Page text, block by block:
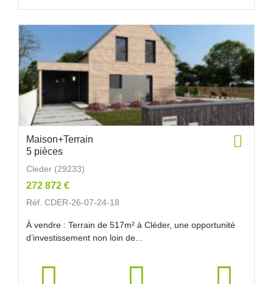
Maison+Terrain
5 pièces
Cleder (29233)
272 872 €
Réf. CDER-26-07-24-18
À vendre : Terrain de 517m² à Cléder, une opportunité
d’investissement non loin de...